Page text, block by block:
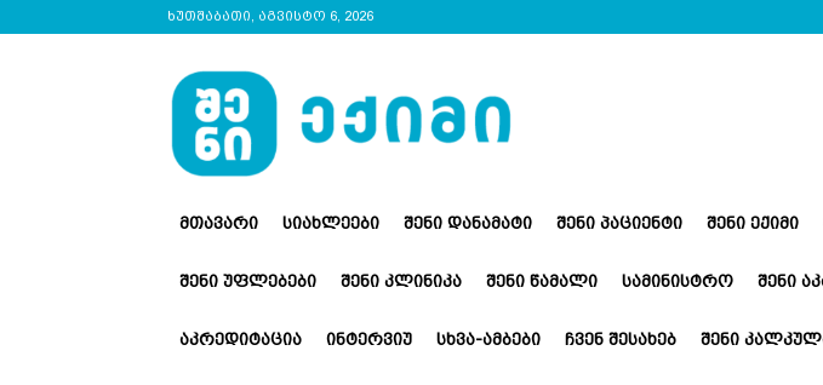
ხუთშაბათი, აგვისტო 6, 2026
ᲛᲗᲐᲕᲐᲠᲘ ᲡᲘᲐᲮᲚᲔᲔᲑᲘ ᲨᲔᲜᲘ ᲓᲐᲜᲐᲛᲐᲢᲘ ᲨᲔᲜᲘ ᲞᲐᲪᲘᲔᲜᲢᲘ ᲨᲔᲜᲘ ᲔᲥᲘᲛᲘ
ᲨᲔᲜᲘ ᲣᲤᲚᲔᲑᲔᲑᲘ ᲨᲔᲜᲘ ᲙᲚᲘᲜᲘᲙᲐ ᲨᲔᲜᲘ ᲬᲐᲛᲐᲚᲘ ᲡᲐᲛᲘᲜᲘᲡᲢᲠᲝ ᲨᲔᲜᲘ
ᲐᲙᲠᲔᲓᲘᲢᲐᲪᲘᲐ ᲘᲜᲢᲔᲠᲕᲘᲣ ᲡᲮᲕᲐ-ᲐᲛᲑᲔᲑᲘ ᲩᲕᲔᲜ ᲨᲔᲡᲐᲮᲔᲑ ᲨᲔᲜᲘ